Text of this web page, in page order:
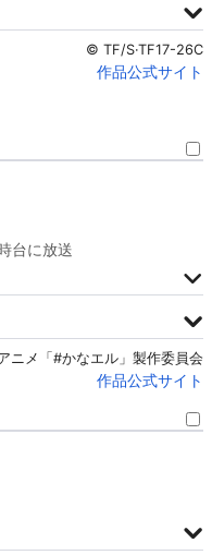
© TF/S·TF17-26C
作品公式サイト
台に放送
ニメ「#かなエル」製作委員会
作品公式サイト